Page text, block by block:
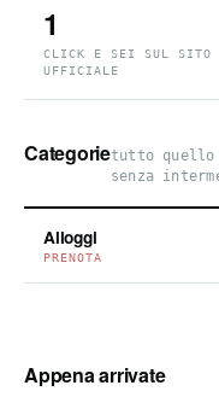
1
CLICK E SEI SUL SITO
UFFICIALE
Categorietutto quello
senza
Alloggi
PRENOTA
Appena arrivate